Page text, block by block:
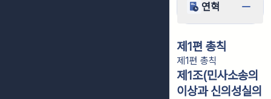
연혁
제1편 총칙
제1편 총칙
제1조(민사소송의
이상과 신의성실의